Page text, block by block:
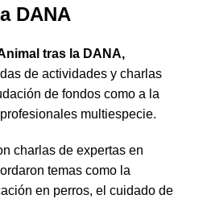
DANA
tras la DANA,
de actividades y charlas
de fondos como a la
multiespecie.
charlas de expertas en
temas como la
en perros, el cuidado de